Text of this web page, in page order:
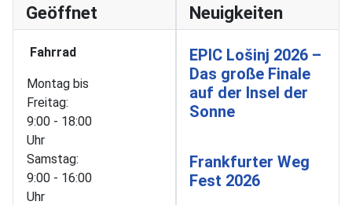
Geöffnet
Fahrrad
Montag bis
Freitag:
9:00 - 18:00
Uhr
Samstag:
9:00 - 16:00
Uhr
Neuigkeiten
EPIC Lošinj 2026 –
Das große Finale
auf der Insel der
Sonne
Frankfurter Weg
Fest 2026